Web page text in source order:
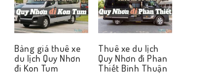
Bảng giá thuê xe
du lịch Quy Nhơn
đi Kon Tum
Thuê xe du lịch
Quy Nhơn đi Phan
Thiết Bình Thuận